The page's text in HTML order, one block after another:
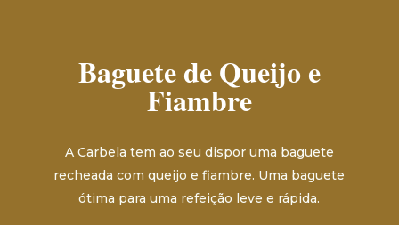
Baguete de Queijo e
Fiambre
A Carbela tem ao seu dispor uma baguete
recheada com queijo e fiambre. Uma baguete
ótima para uma refeição leve e rápida.